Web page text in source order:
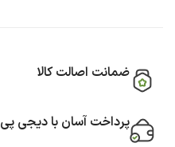
ضمانت اصالت کالا
پرداخت آسان با دیجی پی